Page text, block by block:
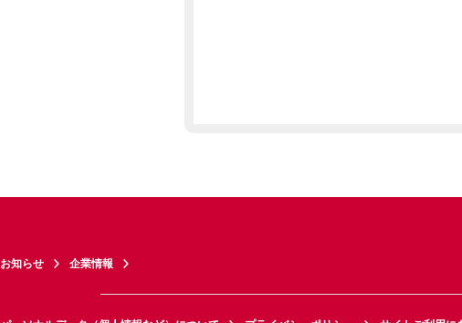
お知らせ 企業情報